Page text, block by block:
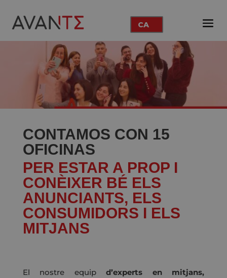
CA
CONTAMOS CON 15
OFICINAS
PER ESTAR A PROP I
CONÈIXER BÉ ELS
ANUNCIANTS, ELS
CONSUMIDORS I ELS
MITJANS
El nostre equipd’experts en mitjans,